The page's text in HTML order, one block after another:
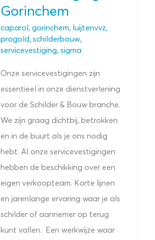
Gorinchem
caparol,gorinchem, luijtenvvz,
progold,schilderbouw,
servicevestiging,sigma
Onze servicevestigingen zijn
essentieel in onze dienstverlening
voor de Schilder & Bouw branche.
We zijn graag dichtbij, betrokken
en in de buurt als je ons nodig
hebt. Al onze servicevestigingen
hebben de beschikking over een
eigen verkoopteam. Korte lijnen
en jarenlange ervaring waar je als
schilder of aannemer op terug
kunt vallen. Een werkwijze waar